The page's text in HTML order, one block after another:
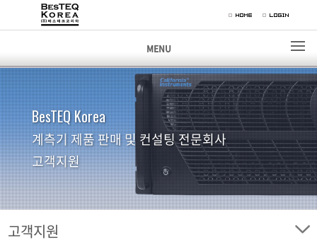
MENU
BesTEQ Korea
계측기 제품 판매 및 컨설팅 전문회사
고객지원
고객지원